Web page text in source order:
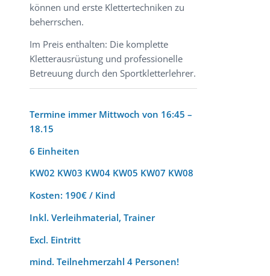
können und erste Klettertechniken zu
beherrschen.
Im Preis enthalten: Die komplette
Kletterausrüstung und professionelle
Betreuung durch den Sportkletterlehrer.
Termine immer Mittwoch von 16:45 –
18.15
6 Einheiten
KW02 KW03 KW04 KW05 KW07 KW08
Kosten: 190€ / Kind
Inkl. Verleihmaterial, Trainer
Excl. Eintritt
mind. Teilnehmerzahl 4 Personen!